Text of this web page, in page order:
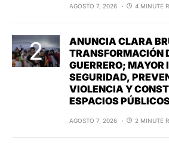
AGOSTO 7, 2026 4 MINUTE
ANUNCIA CLARA
TRANSFORMACIÓN
GUERRERO;
SEGURIDAD,
VIOLENCIA Y
ESPACIOS
AGOSTO 7, 2026 2 MINUTE